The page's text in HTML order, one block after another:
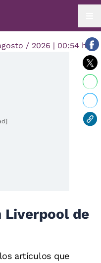
/ 2026 | 00:54 hrs.
Liverpool de
artículos que